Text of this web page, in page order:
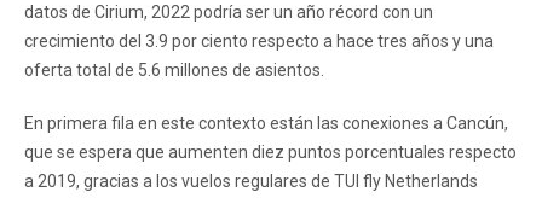
datos de Cirium, 2022 podría ser un año récord con un
crecimiento del 3.9 por ciento respecto a hace tres años y una
oferta total de 5.6 millones de asientos.
En primera fila en este contexto están las conexiones a Cancún,
que se espera que aumenten diez puntos porcentuales respecto
a 2019, gracias a los vuelos regulares de TUI fly Netherlands